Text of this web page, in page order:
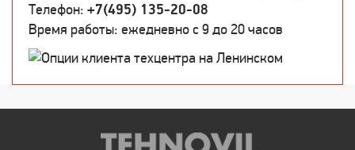
Телефон: +7(495) 135-20-08
Время работы: ежедневно c 9 до 20 часов